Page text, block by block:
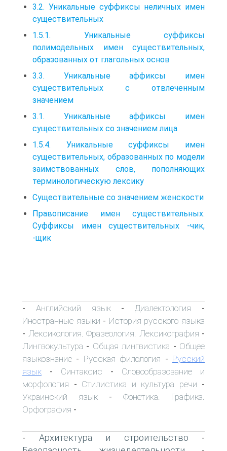
3.2. Уникальные суффиксы неличных имен
существительных
1.5.1. Уникальные суффиксы
полимодельных имен существительных,
образованных от глагольных основ
3.3. Уникальные аффиксы имен
существительных с отвлеченным
значением
3.1. Уникальные аффиксы имен
существительных со значением лица
1.5.4. Уникальные суффиксы имен
существительных, образованных по модели
заимствованных слов, пополняющих
терминологическую лексику
Существительные со значением женскости
Правописание имен существительных.
Суффиксы имен существительных -чик,
-щик
- Английский язык- Диалектология -
Иностранные языки - История русского языка
- Лексикология. Фразеология. Лексикография -
Лингвокультура - Общая лингвистика - Общее
языкознание - Русская филология - Русский
язык - Синтаксис - Словообразование и
морфология - Стилистика и культура речи -
Украинский язык - Фонетика. Графика.
Орфография -
- Архитектура и строительство -